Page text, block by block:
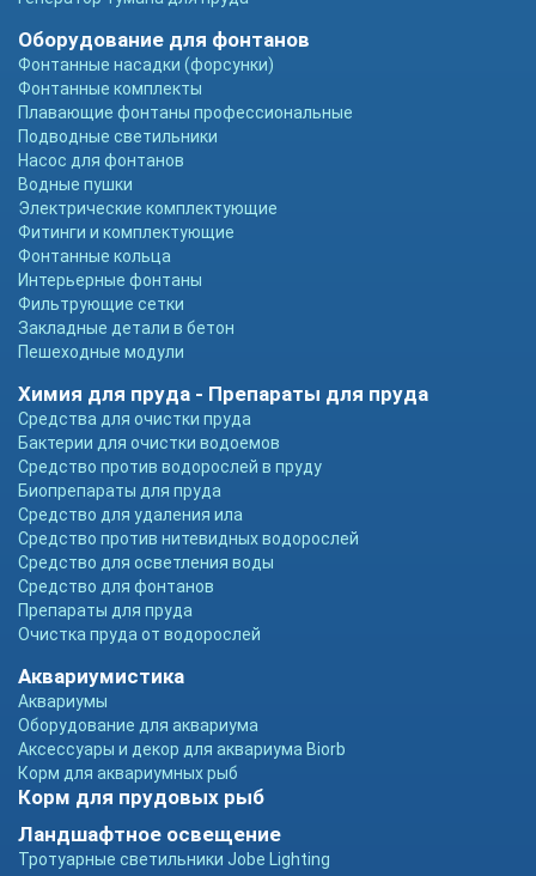
Оборудование для фонтанов
Фонтанные насадки (форсунки)
Фонтанные комплекты
Плавающие фонтаны профессиональные
Подводные светильники
Насос для фонтанов
Водные пушки
Электрические комплектующие
Фитинги и комплектующие
Фонтанные кольца
Интерьерные фонтаны
Фильтрующие сетки
Закладные детали в бетон
Пешеходные модули
Химия для пруда - Препараты для пруда
Средства для очистки пруда
Бактерии для очистки водоемов
Средство против водорослей в пруду
Биопрепараты для пруда
Средство для удаления ила
Средство против нитевидных водорослей
Средство для осветления воды
Средство для фонтанов
Препараты для пруда
Очистка пруда от водорослей
Аквариумистика
Аквариумы
Оборудование для аквариума
Аксессуары и декор для аквариума Biorb
Корм для аквариумных рыб
Корм для прудовых рыб
Ландшафтное освещение
Тротуарные светильники Jobe Lighting